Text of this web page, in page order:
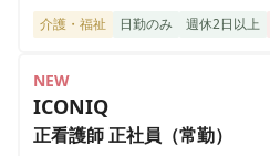
医療施設型ホスピス 医心館弘前
介護・福祉 日勤のみ 週休2日以上
NEW
ICONIQ
正看護師正社員（常勤）